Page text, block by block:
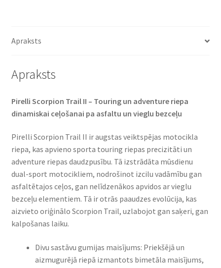
daudzums
Apraksts
Apraksts
Pirelli Scorpion Trail II – Touring un adventure riepa
dinamiskai ceļošanai pa asfaltu un vieglu bezceļu
Pirelli Scorpion Trail II ir augstas veiktspējas motocikla
riepa, kas apvieno sporta touring riepas precizitāti un
adventure riepas daudzpusību. Tā izstrādāta mūsdienu
dual-sport motocikliem, nodrošinot izcilu vadāmību gan
asfaltētajos ceļos, gan nelīdzenākos apvidos ar vieglu
bezceļu elementiem. Tā ir otrās paaudzes evolūcija, kas
aizvieto oriģinālo Scorpion Trail, uzlabojot gan saķeri, gan
kalpošanas laiku.
Divu sastāvu gumijas maisījums: Priekšējā un
aizmugurējā riepā izmantots bimetāla maisījums,